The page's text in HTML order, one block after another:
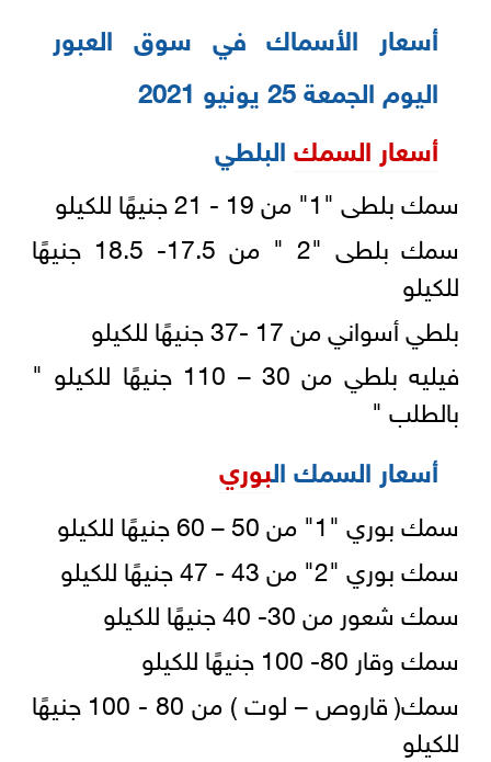
أسعار الأسماك في سوق العبور
اليوم الجمعة 25 يونيو 2021
أسعار السمكالبلطي
سمك بلطى "1" من 19 - 21 جنيهًا للكيلو
سمك بلطى "2 " من 17.5- 18.5 جنيهًا
للكيلو
بلطي أسواني من 17 -37 جنيهًا للكيلو
فيليه بلطي من 30 – 110 جنيهًا للكيلو "
بالطلب "
أسعار السمك البوري
سمك بوري "1" من 50 – 60 جنيهًا للكيلو
سمك بوري "2" من 43 - 47 جنيهًا للكيلو
سمك شعور من 30- 40 جنيهًا للكيلو
سمك وقار 80- 100 جنيهًا للكيلو
سمك( قاروص – لوت ) من 80 - 100 جنيهًا
للكيلو